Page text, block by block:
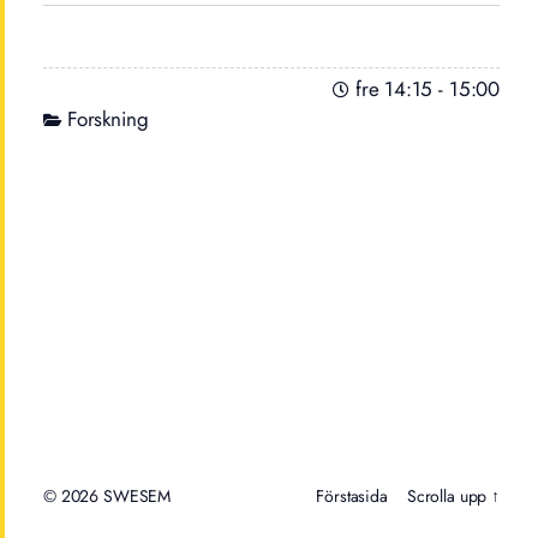
fre 14:15 - 15:00
Forskning
© 2026 Förstasida Scrolla upp ↑